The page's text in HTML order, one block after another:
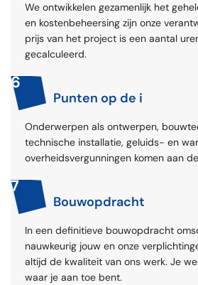
We ontwikkelen gezamenlijk het
en kostenbeheersing zijn onze
prijs van het project is een aantal
gecalculeerd.
6
Punten op de i
Onderwerpen als ontwerpen,
technische installatie, geluids- en
overheidsvergunningen komen aan
7
Bouwopdracht
In een definitieve bouwopdracht
nauwkeurig jouw en onze
altijd de kwaliteit van ons werk. Je
waar je aan toe bent.